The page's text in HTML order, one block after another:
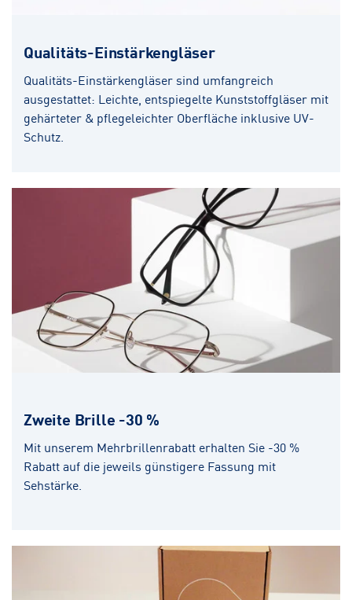
Qualitäts-Einstärkengläser
Qualitäts-Einstärkengläser sind umfangreich
ausgestattet: Leichte, entspiegelte Kunststoffgläser mit
gehärteter & pflegeleichter Oberfläche inklusive UV-
Schutz.
Zweite Brille -30 %
Mit unserem Mehrbrillenrabatt erhalten Sie -30 %
Rabatt auf die jeweils günstigere Fassung mit
Sehstärke.